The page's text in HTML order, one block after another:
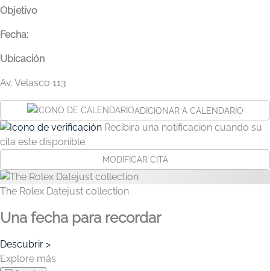
Objetivo
Fecha:
Ubicación
Av. Velasco 113
ADICIONAR A CALENDARIO
Recibira una notificación cuando su
cita este disponible.
MODIFICAR CITA
The Rolex Datejust collection
Una fecha para recordar
Descubrir >
Explore más